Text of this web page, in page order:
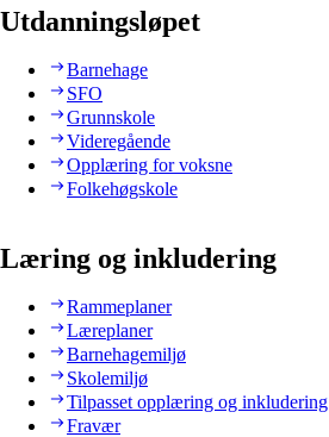
Utdanningsløpet
Barnehage
SFO
Grunnskole
Videregående
Opplæring for voksne
Folkehøgskole
Læring og inkludering
Rammeplaner
Læreplaner
Barnehagemiljø
Skolemiljø
Tilpasset opplæring og inkludering
Fravær